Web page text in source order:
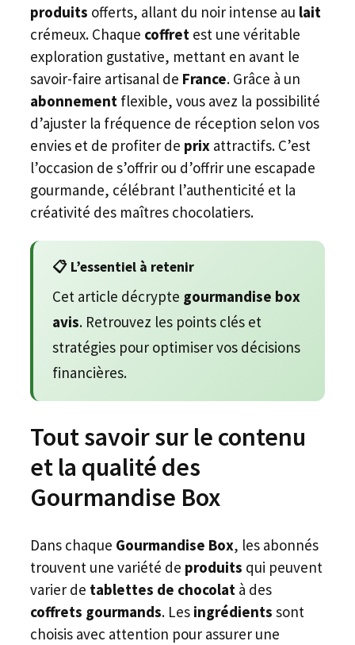
produits offerts, allant du noir intense au lait
crémeux. Chaque coffret est une véritable
exploration gustative, mettant en avant le
savoir-faire artisanal de France. Grâce à un
abonnement flexible, vous avez la possibilité
d’ajuster la fréquence de réception selon vos
envies et de profiter de prix attractifs. C’est
l’occasion de s’offrir ou d’offrir une escapade
gourmande, célébrant l’authenticité et la
créativité des maîtres chocolatiers.
📋 L’essentiel à retenir
Cet article décrypte gourmandise box
avis. Retrouvez les points clés et
stratégies pour optimiser vos décisions
financières.
Tout savoir sur le contenu
et la qualité des
Gourmandise Box
Dans chaque Gourmandise Box, les abonnés
trouvent une variété de produits qui peuvent
varier de tablettes de chocolat à des
coffrets gourmands. Les ingrédients sont
choisis avec attention pour assurer une